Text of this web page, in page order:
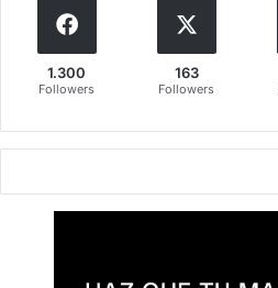
1.300
Followers
163
Followers